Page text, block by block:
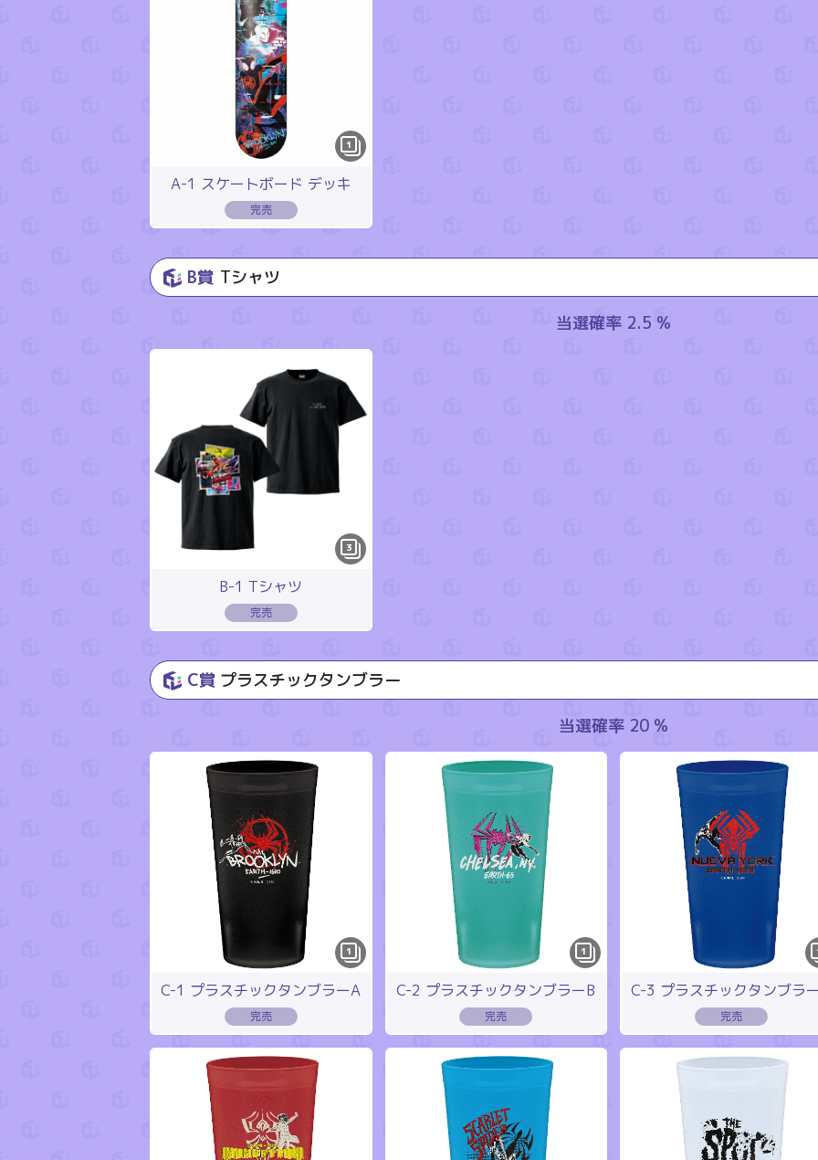
1
A-1 スケートボード デッキ
B賞 Tシャツ
当選確率 2.5 %
3
B-1 Tシャツ
C賞 プラスチックタンブラー
当選確率 20 %
1
C-1 プラスチックタンブラーA
1
C-2 プラスチックタンブラーB C-3 プラスチックタンブラ